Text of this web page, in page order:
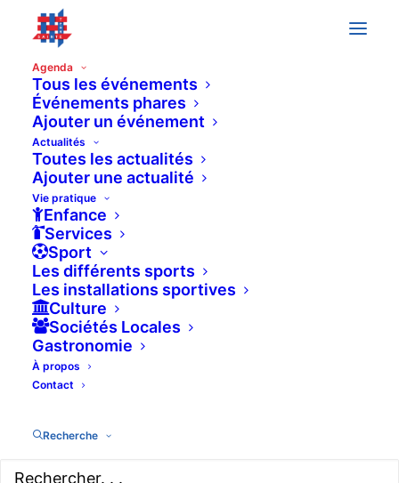
Agenda
Tous les événements
Événements phares
Ajouter un événement
Actualités
Toutes les actualités
Ajouter une actualité
Vie pratique
Enfance
Services
Sport
Les différents sports
Les installations sportives
Culture
Sociétés Locales
Gastronomie
À propos
Contact
Recherche
« All Événements
This événement has passed.
MARCHÉ ARTISANAL DE
MIES (MAM)
15 mai 2022 à 9h30
FREE